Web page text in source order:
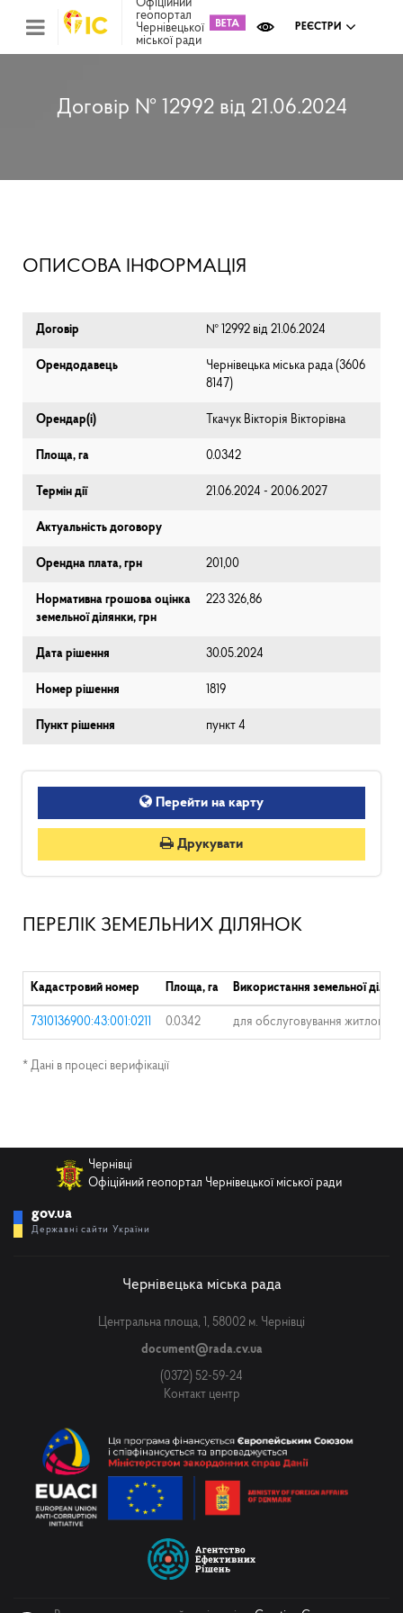
Офіційний
геопортал
Чернівецької
міської ради
РЕЄСТРИ
Договір № 12992 від 21.06.2024
ОПИСОВА ІНФОРМАЦІЯ
Договір № 12992 від 21.06.2024
Орендодавець
Чернівецька міська рада (⁨3606
8147⁩)
Орендар(і) Ткачук Вікторія Вікторівна
Площа, га 0.0342
Термін дії 21.06.2024 - 20.06.2027
Актуальність договору
Орендна плата, грн 201,00
Нормативна грошова оцінка
земельної ділянки, грн
223 326,86
Дата рішення 30.05.2024
Номер рішення 1819
Пункт рішення пункт 4
Перейти на карту
Друкувати
ПЕРЕЛІК ЗЕМЕЛЬНИХ ДІЛЯНОК
Кадастровий номер Площа, га Використання земельної
7310136900:43:001:0211 0.0342 для обслуговування
* Дані в процесі верифікації
Чернівці
Офіційний геопортал Чернівецької міської ради
gov.ua
Державні сайти України
Чернівецька міська рада
Центральна площа, 1, 58002 м. Чернівці
document@rada.cv.ua
(0372) 52-59-24
Контакт центр